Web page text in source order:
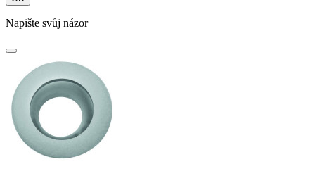
Napište svůj názor